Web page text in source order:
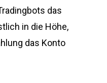
das
in die Höhe,
das Konto